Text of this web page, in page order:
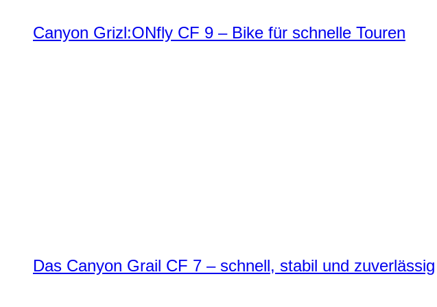
Canyon Grizl:ONfly CF 9 – Bike für schnelle Touren
Das Canyon Grail CF 7 – schnell, stabil und zuverlässig